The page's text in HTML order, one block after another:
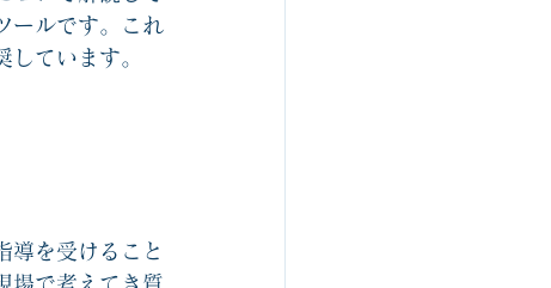
ールです。これ
ています。
導を受けること
場で考えてき質